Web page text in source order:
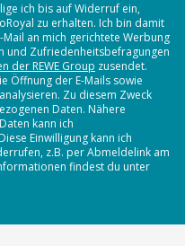
ich bis auf Widerruf ein,
zu erhalten. Ich bin damit
an mich gerichtete Werbung
und Zufriedenheitsbefragungen
der REWE Group zusendet.
Öffnung der E-Mails sowie
Zu diesem Zweck
Daten. Nähere
kann ich
Einwilligung kann ich
z.B. per Abmeldelink am
findest du unter